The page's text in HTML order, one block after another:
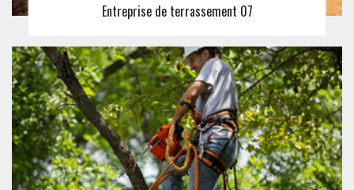
Entreprise de terrassement 07